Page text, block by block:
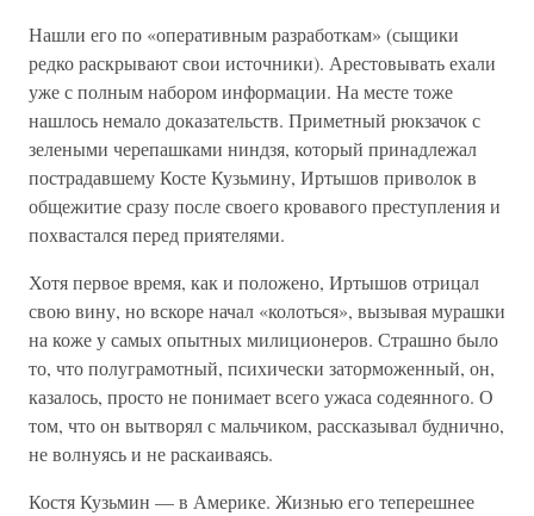
Нашли его по «оперативным разработкам» (сыщики
редко раскрывают свои источники). Арестовывать ехали
уже с полным набором информации. На месте тоже
нашлось немало доказательств. Приметный рюкзачок с
зелеными черепашками ниндзя, который принадлежал
пострадавшему Косте Кузьмину, Иртышов приволок в
общежитие сразу после своего кровавого преступления и
похвастался перед приятелями.
Хотя первое время, как и положено, Иртышов отрицал
свою вину, но вскоре начал «колоться», вызывая мурашки
на коже у самых опытных милиционеров. Страшно было
то, что полуграмотный, психически заторможенный, он,
казалось, просто не понимает всего ужаса содеянного. О
том, что он вытворял с мальчиком, рассказывал буднично,
не волнуясь и не раскаиваясь.
Костя Кузьмин — в Америке. Жизнью его теперешнее